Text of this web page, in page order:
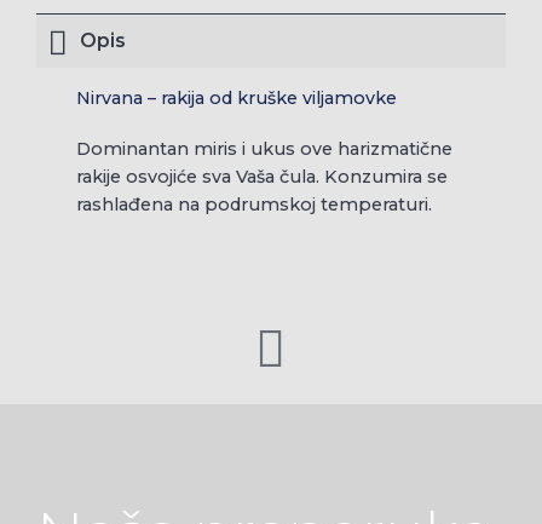
Opis
Nirvana – rakija od kruške viljamovke
Dominantan miris i ukus ove harizmatične
rakije osvojiće sva Vaša čula. Konzumira se
rashlađena na podrumskoj temperaturi.